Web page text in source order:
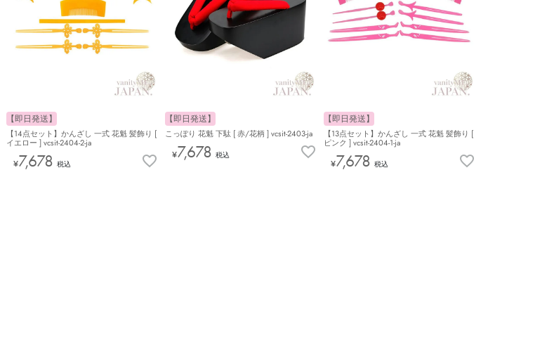
【即日発送】
【14点セット】かんざし 一式 花魁 髪飾り [
イエロー ] vcsit-2404-2-ja
¥7,678 税込
【即日発送】
こっぽり 花魁 下駄 [ 赤/花柄 ] vcsit-2403-ja
¥7,678 税込
【即日発送】
【13点セット】かんざし 一式 花魁 髪飾り [
ピンク ] vcsit-2404-1-ja
¥7,678 税込